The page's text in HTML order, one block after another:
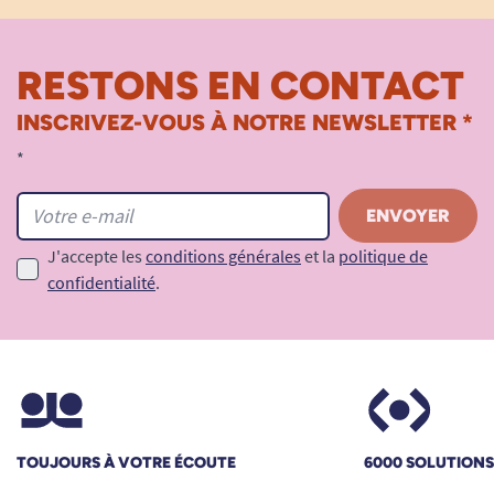
RESTONS EN CONTACT
INSCRIVEZ-VOUS À NOTRE NEWSLETTER *
*
J'accepte les conditions générales et la politique de
confidentialité.
TOUJOURS À VOTRE ÉCOUTE 6000